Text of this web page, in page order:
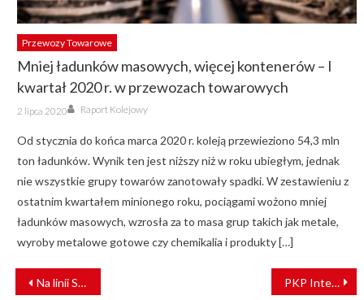
Przewozy Towarowe
Mniej ładunków masowych, więcej kontenerów – I
kwartał 2020 r. w przewozach towarowych
Posted
on
2 lipca 2020 Author
Raport Kolejowy
Od stycznia do końca marca 2020 r. koleją przewieziono 54,3 mln
ton ładunków. Wynik ten jest niższy niż w roku ubiegłym, jednak
nie wszystkie grupy towarów zanotowały spadki. W zestawieniu z
ostatnim kwartałem minionego roku, pociągami wożono mniej
ładunków masowych, wzrosła za to masa grup takich jak metale,
wyroby metalowe gotowe czy chemikalia i produkty […]
NAWIGACJA
WPISU
Na linii Sokółka – Suwałki powstają nowe przystanki kolejowe PKP Intercity po raz trzeci otrzymało ofertę na dzierżawę belgijskich lokomotyw